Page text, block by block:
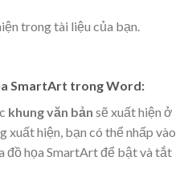
trong tài liệu của bạn.
SmartArt trong Word:
khung văn bản sẽ xuất hiện ở
xuất hiện, bạn có thể nhấp vào
đồ họa SmartArt để bật và tắt